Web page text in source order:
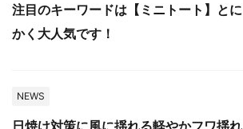
注目のキーワードは【ミニトート】とに
かく大人気です！
NEWS
日焼け対策に風に揺れる軽やかフワ揺れ